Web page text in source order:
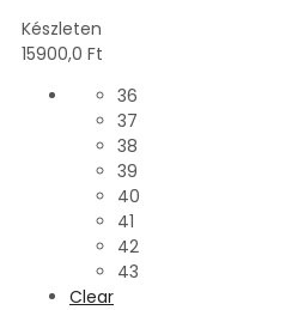
Készleten
15900,0 Ft
36
37
38
39
40
41
42
43
Clear